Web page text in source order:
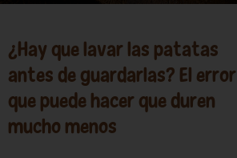
¿Hay que lavar las patatas
antes de guardarlas? El error
que puede hacer que duren
mucho menos